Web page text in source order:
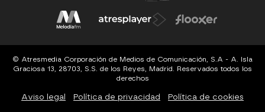
© Atresmedia Corporación de Medios de Comunicación, S.A - A. Isla
Graciosa 13, 28703, S.S. de los Reyes, Madrid. Reservados todos los
derechos
Aviso legal Política de privacidad Política de cookies